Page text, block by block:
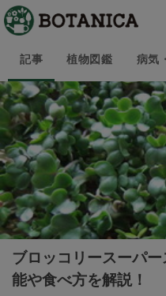
記事 植物図鑑 病気
ブロッコリースーパ
能や食べ方を解説！